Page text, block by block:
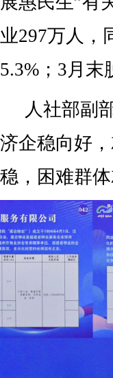
业297万人，
5.3%；3月末
人社部副
济企稳向好
稳，困难群